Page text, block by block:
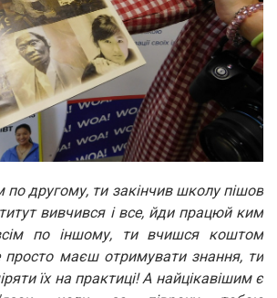
по другому, ти закінчив школу пішов
вивчився і все, йди працюй ким
по іншому, ти вчишся коштом
просто маєш отримувати знання, ти
їх на практиці! А найцікавішим є